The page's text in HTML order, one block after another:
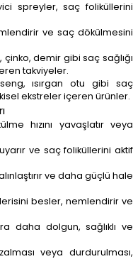
spreyler, saç foliküllerini
ve saç dökülmesini
çinko, demir gibi saç sağlığı
takviyeler.
ısırgan otu gibi saç
ekstreler içeren ürünler.
hızını yavaşlatır veya
uyarır ve saç foliküllerini aktif
ve daha güçlü hale
besler, nemlendirir ve
daha dolgun, sağlıklı ve
veya durdurulması,